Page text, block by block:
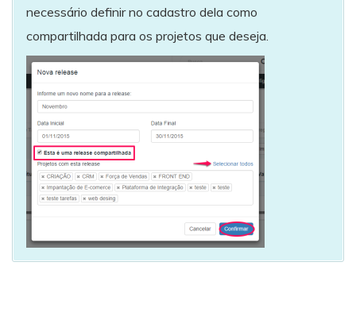
necessário definir no cadastro dela como
compartilhada para os projetos que deseja.